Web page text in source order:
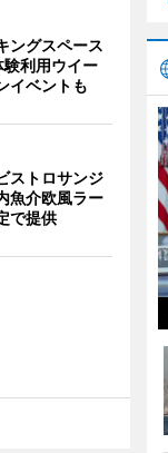
ングスペース
利用ウイー
イベントも
ストロサンジ
魚介欧風ラー
で提供